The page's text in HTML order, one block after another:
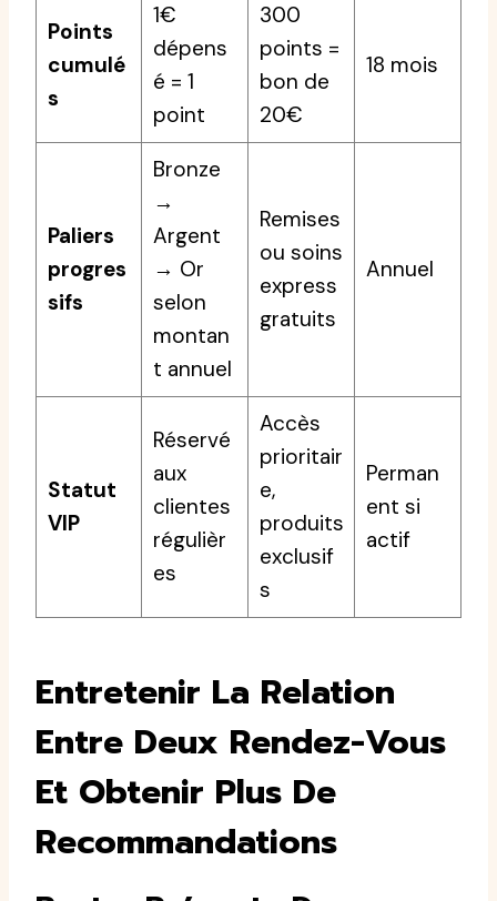
Points
cumulé
s
1€
dépens
é = 1
point
300
points =
bon de
20€
18 mois
Paliers
progres
sifs
Bronze
→
Argent
→ Or
selon
montan
t annuel
Remises
ou soins
express
gratuits
Annuel
Statut
VIP
Réservé
aux
clientes
régulièr
es
Accès
prioritair
e,
produits
exclusif
s
Perman
ent si
actif
Entretenir La Relation
Entre Deux Rendez-Vous
Et Obtenir Plus De
Recommandations